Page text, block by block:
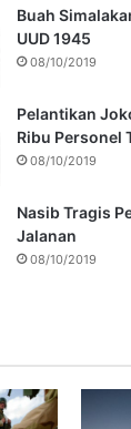
Buah
UUD 1945
08/10/2019
Pelantikan
Ribu Personel
08/10/2019
Nasib Tragis
Jalanan
08/10/2019